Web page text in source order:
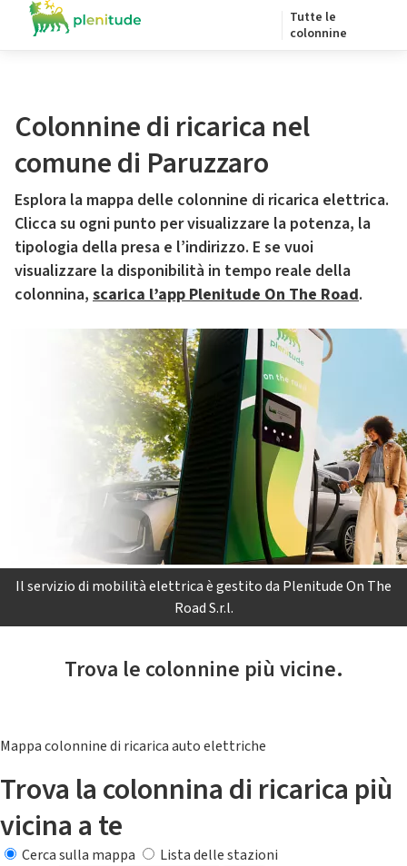
Tutte le
colonnine
Colonnine di ricarica nel
comune di Paruzzaro
Esplora la mappa delle colonnine di ricarica elettrica.
Clicca su ogni punto per visualizzare la potenza, la
tipologia della presa e l’indirizzo. E se vuoi
visualizzare la disponibilità in tempo reale della
colonnina, scarica l’app Plenitude On The Road.
Il servizio di mobilità elettrica è gestito da Plenitude On The
Road S.r.l.
Trova le colonnine più vicine.
Mappa colonnine di ricarica auto elettriche
Trova la colonnina di ricarica più
vicina a te
Cerca sulla mappa
Lista delle stazioni